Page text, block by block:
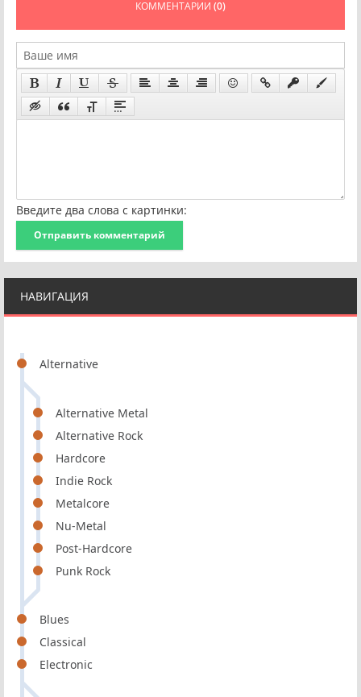
НАВИГАЦИЯ
Alternative
Alternative Metal
Alternative Rock
Hardcore
Indie Rock
Metalcore
Nu-Metal
Post-Hardcore
Punk Rock
Blues
Classical
Electronic
КОММЕНТАРИИ (0)
Введите два слова с картинки:
Отправить комментарий